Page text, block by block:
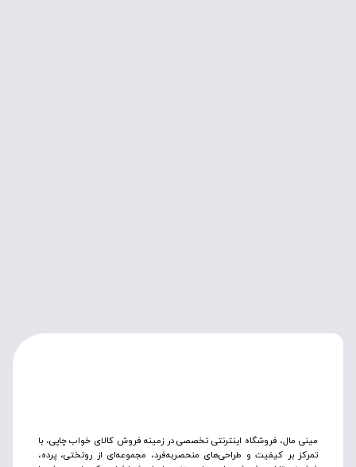
مینی مال، فروشگاه اینترنتی تخصصی در زمینه فروش کالای خواب چاپی، با
تمرکز بر کیفیت و طراحی‌های منحصربه‌فرد، مجموعه‌ای از روتختی‌، پرده،